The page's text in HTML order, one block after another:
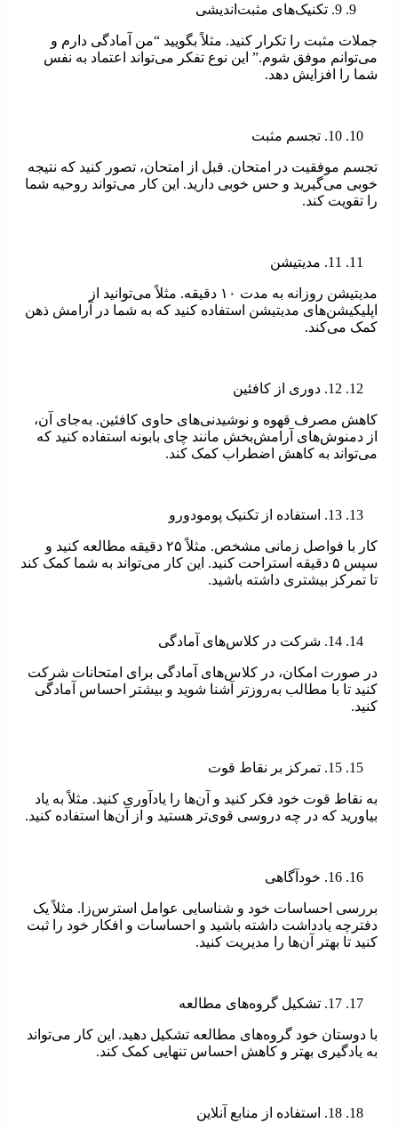
9. تکنیک‌های مثبت‌اندیشی
جملات مثبت را تکرار کنید. مثلاً بگویید “من آمادگی دارم و
می‌توانم موفق شوم.” این نوع تفکر می‌تواند اعتماد به نفس
شما را افزایش دهد.
10. تجسم مثبت
تجسم موفقیت در امتحان. قبل از امتحان، تصور کنید که نتیجه
خوبی می‌گیرید و حس خوبی دارید. این کار می‌تواند روحیه شما
را تقویت کند.
11. مدیتیشن
مدیتیشن روزانه به مدت ۱۰ دقیقه. مثلاً می‌توانید از
اپلیکیشن‌های مدیتیشن استفاده کنید که به شما در آرامش ذهن
کمک می‌کند.
12. دوری از کافئین
کاهش مصرف قهوه و نوشیدنی‌های حاوی کافئین. به‌جای آن،
از دمنوش‌های آرامش‌بخش مانند چای بابونه استفاده کنید که
می‌تواند به کاهش اضطراب کمک کند.
13. استفاده از تکنیک پومودورو
کار با فواصل زمانی مشخص. مثلاً ۲۵ دقیقه مطالعه کنید و
سپس ۵ دقیقه استراحت کنید. این کار می‌تواند به شما کمک کند
تا تمرکز بیشتری داشته باشید.
14. شرکت در کلاس‌های آمادگی
در صورت امکان، در کلاس‌های آمادگی برای امتحانات شرکت
کنید تا با مطالب به‌روزتر آشنا شوید و بیشتر احساس آمادگی
کنید.
15. تمرکز بر نقاط قوت
به نقاط قوت خود فکر کنید و آن‌ها را یادآوری کنید. مثلاً به یاد
بیاورید که در چه دروسی قوی‌تر هستید و از آن‌ها استفاده کنید.
16. خودآگاهی
بررسی احساسات خود و شناسایی عوامل استرس‌زا. مثلاً یک
دفترچه یادداشت داشته باشید و احساسات و افکار خود را ثبت
کنید تا بهتر آن‌ها را مدیریت کنید.
17. تشکیل گروه‌های مطالعه
با دوستان خود گروه‌های مطالعه تشکیل دهید. این کار می‌تواند
به یادگیری بهتر و کاهش احساس تنهایی کمک کند.
18. استفاده از منابع آنلاین